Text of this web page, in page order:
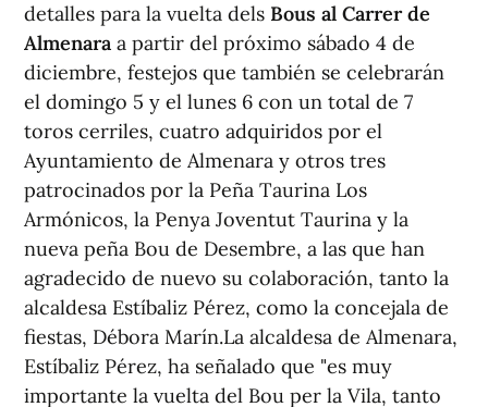
detalles para la vuelta dels Bous al Carrer de
Almenara a partir del próximo sábado 4 de
diciembre, festejos que también se celebrarán
el domingo 5 y el lunes 6 con un total de 7
toros cerriles, cuatro adquiridos por el
Ayuntamiento de Almenara y otros tres
patrocinados por la Peña Taurina Los
Armónicos, la Penya Joventut Taurina y la
nueva peña Bou de Desembre, a las que han
agradecido de nuevo su colaboración, tanto la
alcaldesa Estíbaliz Pérez, como la concejala de
fiestas, Débora Marín.La alcaldesa de Almenara,
Estíbaliz Pérez, ha señalado que "es muy
importante la vuelta del Bou per la Vila, tanto